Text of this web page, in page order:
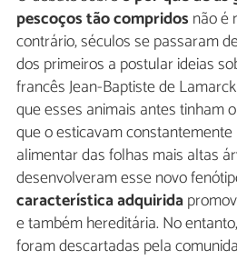
pescoços tão compridos não é
contrário, séculos se passaram
dos primeiros a postular ideias
francês Jean-Baptiste de
que esses animais antes tinham
que o esticavam
alimentar das folhas mais altas
desenvolveram esse novo
característica adquirida
e também hereditária. No
foram descartadas pela